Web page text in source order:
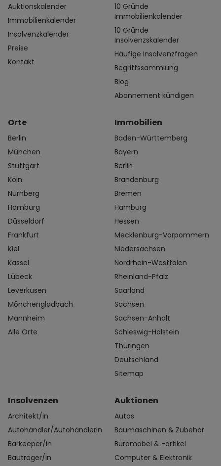
Auktionskalender
Immobilienkalender
Insolvenzkalender
Preise
Kontakt
10 Gründe
Immobilienkalender
10 Gründe
Insolvenzskalender
Häufige Insolvenzfragen
Begriffssammlung
Blog
Abonnement kündigen
Orte
Berlin
München
Stuttgart
Köln
Nürnberg
Hamburg
Düsseldorf
Frankfurt
Kiel
Kassel
Lübeck
Leverkusen
Mönchengladbach
Mannheim
Alle Orte
Immobilien
Baden-Württemberg
Bayern
Berlin
Brandenburg
Bremen
Hamburg
Hessen
Mecklenburg-Vorpommern
Niedersachsen
Nordrhein-Westfalen
Rheinland-Pfalz
Saarland
Sachsen
Sachsen-Anhalt
Schleswig-Holstein
Thüringen
Deutschland
Sitemap
Insolvenzen
Architekt/in
Autohändler/Autohändlerin
Barkeeper/in
Bauträger/in
Auktionen
Autos
Baumaschinen & Zubehör
Büromöbel & -artikel
Computer & Elektronik